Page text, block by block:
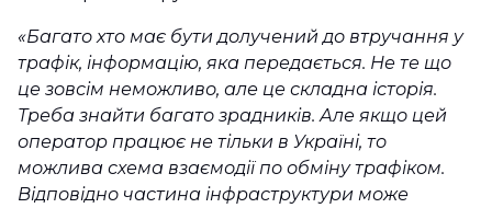
«Багато хто має бути долучений до втручання у
трафік, інформацію, яка передається. Не те що
це зовсім неможливо, але це складна історія.
Треба знайти багато зрадників. Але якщо цей
оператор працює не тільки в Україні, то
можлива схема взаємодії по обміну трафіком.
Відповідно частина інфраструктури може